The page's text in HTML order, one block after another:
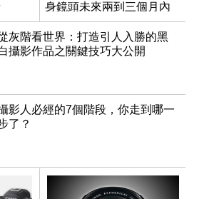
身鏡頭未來兩到三個月內
有望登場
灰階看世界：打造引人入勝的黑
攝影作品之關鍵技巧大公開
影人必經的7個階段，你走到哪一
了？